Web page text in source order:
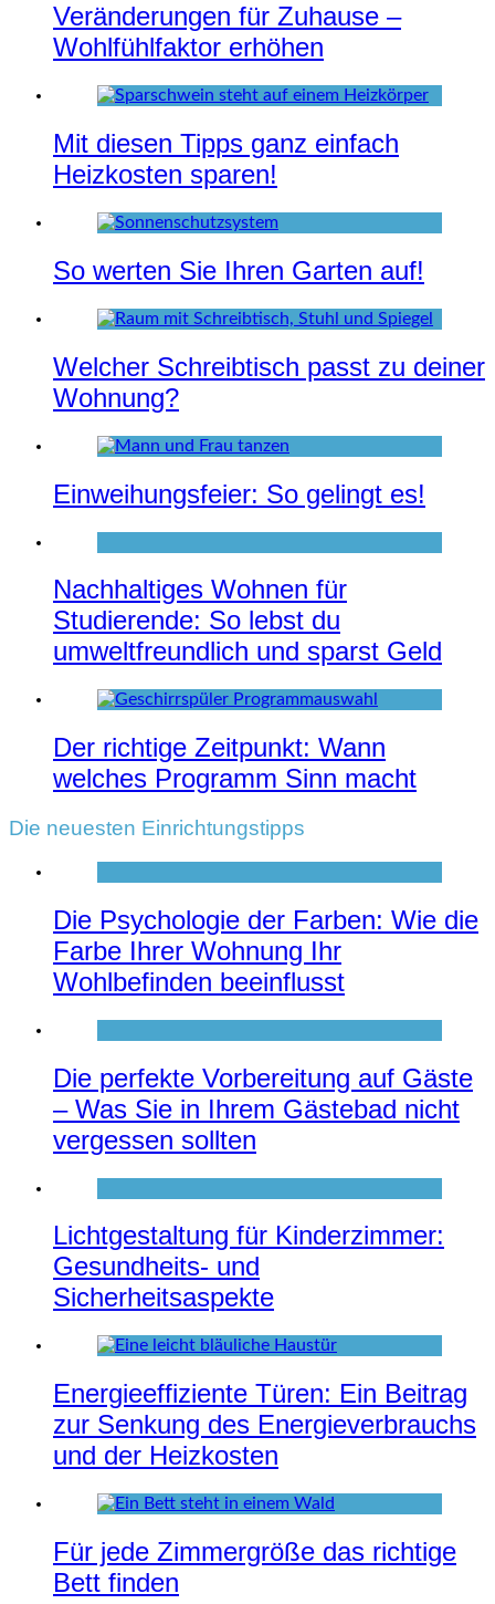
Veränderungen für Zuhause –
Wohlfühlfaktor erhöhen
Mit diesen Tipps ganz einfach
Heizkosten sparen!
So werten Sie Ihren Garten auf!
Welcher Schreibtisch passt zu deiner
Wohnung?
Einweihungsfeier: So gelingt es!
Nachhaltiges Wohnen für
Studierende: So lebst du
umweltfreundlich und sparst Geld
Der richtige Zeitpunkt: Wann
welches Programm Sinn macht
Die neuesten Einrichtungstipps
Die Psychologie der Farben: Wie die
Farbe Ihrer Wohnung Ihr
Wohlbefinden beeinflusst
Die perfekte Vorbereitung auf Gäste
– Was Sie in Ihrem Gästebad nicht
vergessen sollten
Lichtgestaltung für Kinderzimmer:
Gesundheits- und
Sicherheitsaspekte
Energieeffiziente Türen: Ein Beitrag
zur Senkung des Energieverbrauchs
und der Heizkosten
Für jede Zimmergröße das richtige
Bett finden